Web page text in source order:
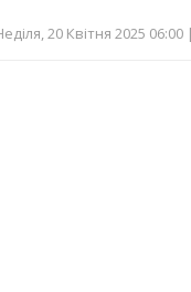
20 Квітня 2025